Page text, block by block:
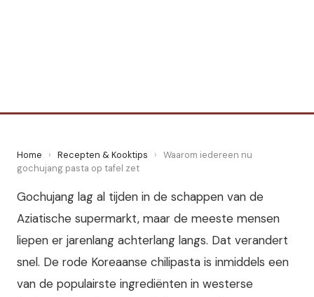
Home › Recepten & Kooktips › Waarom iedereen nu
gochujang pasta op tafel zet
Gochujang lag al tijden in de schappen van de
Aziatische supermarkt, maar de meeste mensen
liepen er jarenlang achterlang langs. Dat verandert
snel. De rode Koreaanse chilipasta is inmiddels een
van de populairste ingrediënten in westerse